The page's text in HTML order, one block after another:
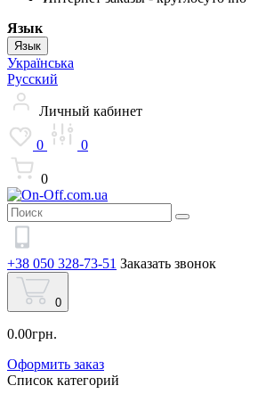
Язык
Язык
Українська
Русский
Личный кабинет
0 0
0
+38 050 328-73-51 Заказать звонок
0
0.00грн.
Оформить заказ
Список категорий